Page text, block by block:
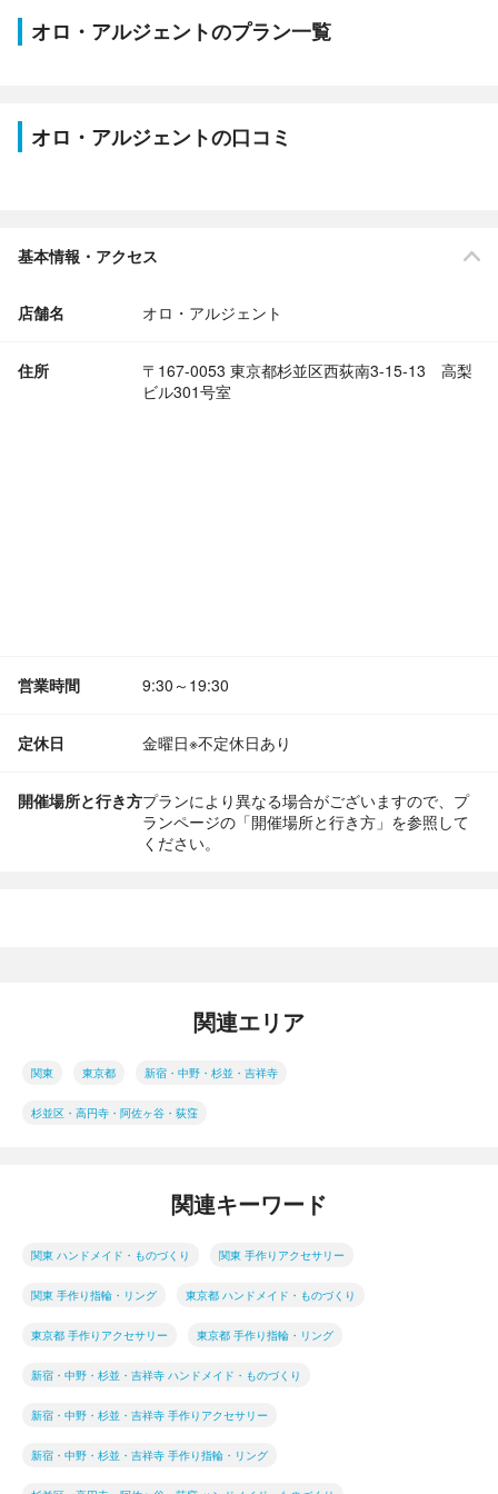
オロ・アルジェントのプラン一覧
オロ・アルジェントの口コミ
基本情報・アクセス
店舗名 オロ・アルジェント
住所
〒167-0053 東京都杉並区西荻南3-15-13 高梨
ビル301号室
営業時間 9:30～19:30
定休日 金曜日※不定休日あり
開催場所と行き方プランにより異なる場合がございますので、プ
ランページの「開催場所と行き方」を参照して
ください。
関連エリア
関東 東京都 新宿・中野・杉並・吉祥寺
杉並区・高円寺・阿佐ヶ谷・荻窪
関連キーワード
関東 ハンドメイド・ものづくり 関東 手作りアクセサリー
関東 手作り指輪・リング 東京都 ハンドメイド・ものづくり
東京都 手作りアクセサリー 東京都 手作り指輪・リング
新宿・中野・杉並・吉祥寺 ハンドメイド・ものづくり
新宿・中野・杉並・吉祥寺 手作りアクセサリー
新宿・中野・杉並・吉祥寺 手作り指輪・リング